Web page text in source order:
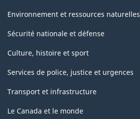
Environnement et ressources naturelles
Sécurité nationale et défense
Culture, histoire et sport
Services de police, justice et urgences
Transport et infrastructure
Le Canada et le monde